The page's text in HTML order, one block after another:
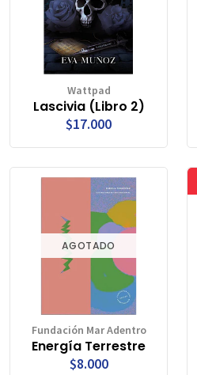
Wattpad
Lascivia (Libro 2)
$17.000
AGOTADO
Fundación Mar Adentro
Energía Terrestre
$8.000